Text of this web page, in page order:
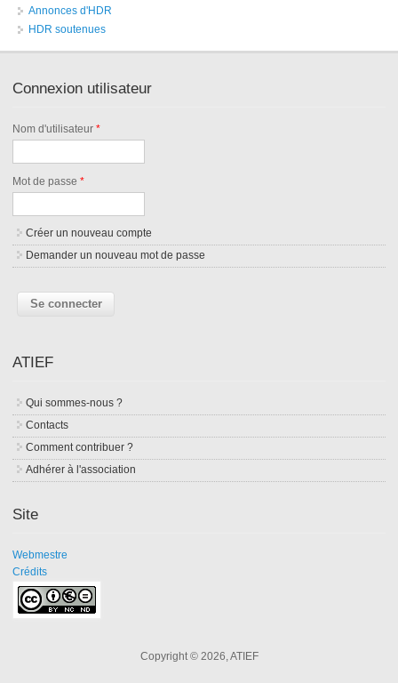
Annonces d'HDR
HDR soutenues
Connexion utilisateur
Nom d'utilisateur*
Mot de passe*
Créer un nouveau compte
Demander un nouveau mot de passe
ATIEF
Qui sommes-nous ?
Contacts
Comment contribuer ?
Adhérer à l'association
Site
Webmestre
Crédits
Copyright © 2026, ATIEF